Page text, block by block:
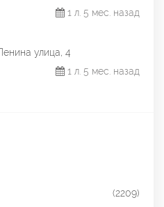
1 л. 5 мес. назад
улица, 4
1 л. 5 мес. назад
(2209)